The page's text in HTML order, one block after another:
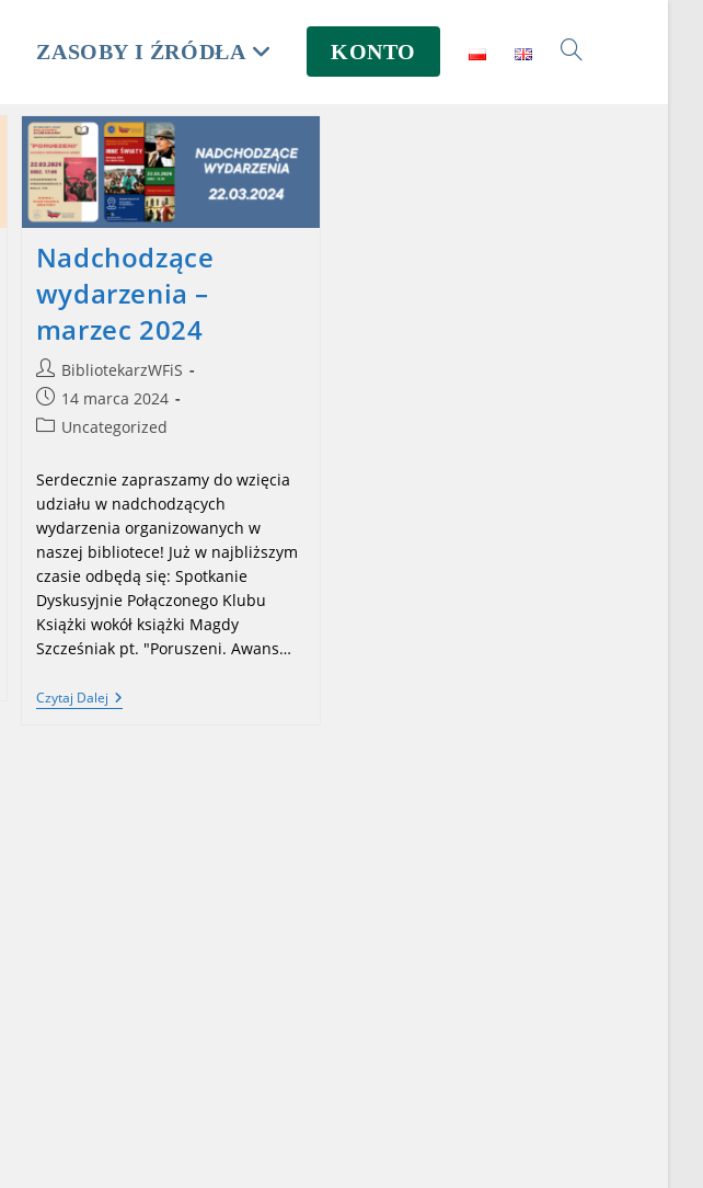
ZASOBY I ŹRÓDŁA KONTO Toggle
Nadchodzące
wydarzenia –
marzec 2024
Post
author:
BibliotekarzWFiS
Post
published:
14 marca 2024
PostUncategorized
Serdecznie zapraszamy do wzięcia
udziału w nadchodzących
wydarzenia organizowanych w
naszej bibliotece! Już w najbliższym
czasie odbędą się: Spotkanie
Dyskusyjnie Połączonego Klubu
Książki wokół książki Magdy
Szcześniak pt. "Poruszeni. Awans…
Czytaj DalejNadchodzące
Wydarzenia